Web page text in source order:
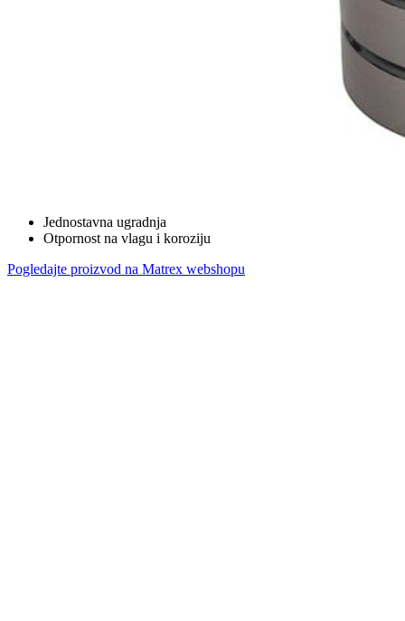
Jednostavna ugradnja
Otpornost na vlagu i koroziju
Pogledajte proizvod na Matrex webshopu